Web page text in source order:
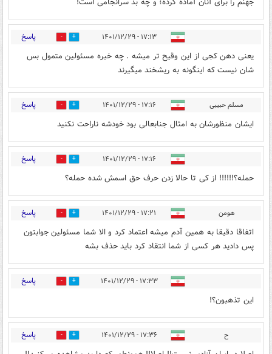
۱۷:۱۳ - ۱۴۰۱/۱۲/۲۹ 2 پاسخ
یعنی دهن کجی از این وقیح تر میشه . چه خبره مسئولین متمول بس
شان نیست که اینگونه به ریشخند میگیرند
مسلم حبیبی ۱۷:۱۶ - ۱۴۰۱/۱۲/۲۹ 1 پاسخ
ایشان منظورشان به امثال جنابعالی بود خودشه ناراحت نکنید
۱۷:۱۶ - ۱۴۰۱/۱۲/۲۹ 1 پاسخ
حمله؟!!!!!! از کی تا حالا زدن حرف حق اسمش شده حمله؟
هومن ۱۷:۲۱ - ۱۴۰۱/۱۲/۲۹ 2 پاسخ
اتفاقا دقیقا به همین آدم میشه اعتماد کرد و الا شما مسئولین جوابتون
پس دادید هر کسی از شما انتقاد کرد باید حذف بشه
۱۷:۳۳ - ۱۴۰۱/۱۲/۲۹ 1 پاسخ
این تذهبون؟!
ح ۱۷:۳۶ - ۱۴۰۱/۱۲/۲۹ 1 پاسخ